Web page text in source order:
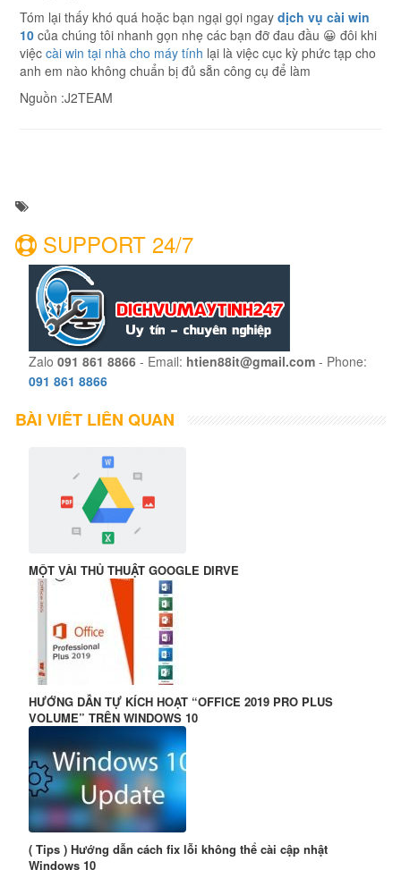
Tóm lại thấy khó quá hoặc bạn ngại gọi ngay dịch vụ cài win
10 của chúng tôi nhanh gọn nhẹ các bạn đỡ đau đầu 😀 đôi khi
việc cài win tại nhà cho máy tính lại là việc cục kỳ phức tạp cho
anh em nào không chuẩn bị đủ sẵn công cụ để làm
Nguồn :J2TEAM
SUPPORT 24/7
Zalo 091 861 8866 - Email: htien88it@gmail.com - Phone:
091 861 8866
BÀI VIẾT LIÊN QUAN
MỘT VÀI THỦ THUẬT GOOGLE DIRVE
HƯỚNG DẪN TỰ KÍCH HOẠT “OFFICE 2019 PRO PLUS
VOLUME” TRÊN WINDOWS 10
( Tips ) Hướng dẫn cách fix lỗi không thể cài cập nhật
Windows 10